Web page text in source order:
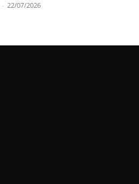
- 22/07/2026